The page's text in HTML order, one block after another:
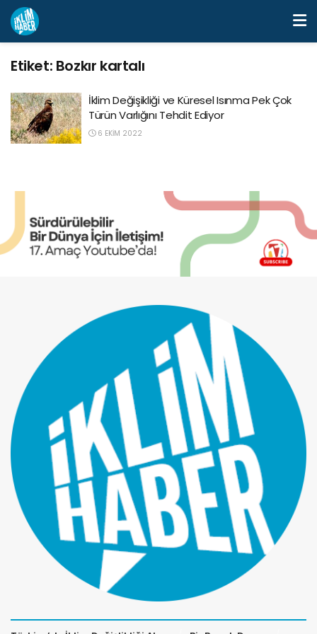
Etiket: Bozkır kartalı
İklim Değişikliği ve Küresel Isınma Pek Çok
Türün Varlığını Tehdit Ediyor
6 EKIM 2022